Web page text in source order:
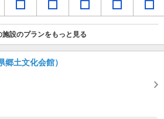
施設のプランをもっと見る
土文化会館）